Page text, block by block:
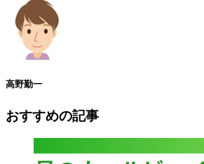
高野勤一
おすすめの記事